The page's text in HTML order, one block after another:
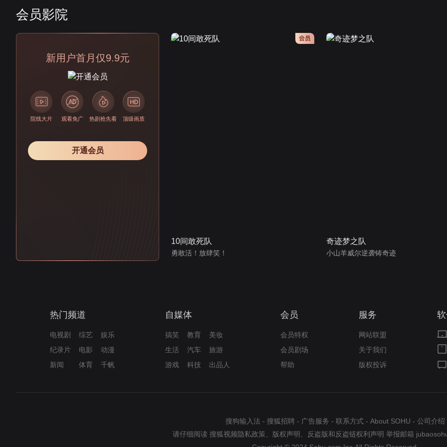
会员影院
新用户首月仅9.9元
院线大片 观看免广 热剧抢先看 顶级画质
开通会员
会员
10间敢死队
勇敢活！放肆笑！
奇迹梦之队
小山羊威尔逆袭铸奇迹
热门频道
电视剧 综艺
娱乐
纪录片
电影
动漫
新闻
体育 千帆
自媒体
搞笑 教育
美妆
生活
汽车
旅游
游戏
科技 出品人
会员
会员特权
会员剧场
帮助
服务
网站联盟
关于我们
版权投诉
搜狗输入法 - 搜狐招聘 - 广告服务 - 联系方式 - About SOHU - 公司介绍
请仔细阅读 搜狐视频隐私政策 版权声明 反盗版和反盗链权利声明 举报邮箱